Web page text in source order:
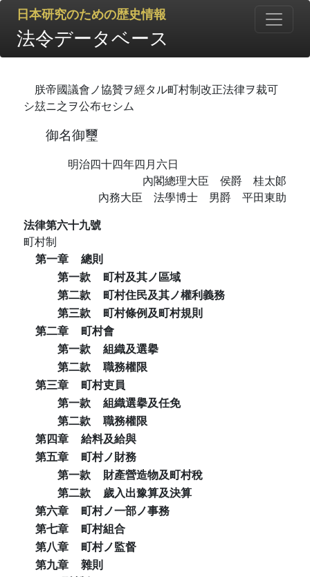
日本研究のための歴史情報
法令データベース
朕帝國議會ノ協贊ヲ經タル町村制改正法律ヲ裁可
シ玆ニ之ヲ公布セシム
御名御璽
明治四十四年四月六日
內閣總理大臣 侯爵 桂太郞
內務大臣 法學博士 男爵 平田東助
法律第六十九號
町村制
第一章
總則
第一款
町村及其ノ區域
第二款
町村住民及其ノ權利義務
第三款
町村條例及町村規則
第二章
町村會
第一款
組織及選擧
第二款
職務權限
第三章
町村吏員
第一款
組織選擧及任免
第二款
職務權限
第四章
給料及給與
第五章
町村ノ財務
第一款
財產營造物及町村稅
第二款
歲入出豫算及決算
第六章
町村ノ一部ノ事務
第七章
町村組合
第八章
町村ノ監督
第九章
雜則